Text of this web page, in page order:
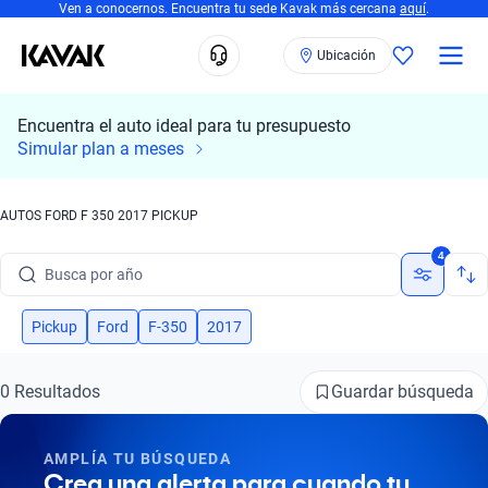
Ven a conocernos. Encuentra tu sede Kavak más cercana aquí.
Ubicación
Encuentra el auto ideal para tu presupuesto
Simular plan a meses
AUTOS FORD F 350 2017 PICKUP
Busca por marca
Busca por año
Busca por marca
Busca por versión
Busca por año
4
Pickup Ford F-350 2017
0 Resultados Guardar búsqueda
AMPLÍA TU BÚSQUEDA